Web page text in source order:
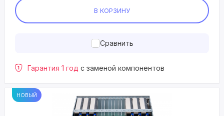
В КОРЗИНУ
Сравнить
Гарантия 1 год с заменой компонентов
НОВЫЙ